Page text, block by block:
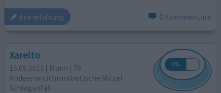
ihre erfahrung 0 Kommentare
Xarelto
15.09.2013 | Mann | 76
Andere antithrombotische Mittel
Schlaganfall